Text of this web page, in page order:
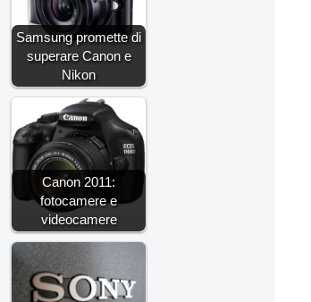
Samsung promette di
superare Canon e
Nikon
Canon 2011:
fotocamere e
videocamere